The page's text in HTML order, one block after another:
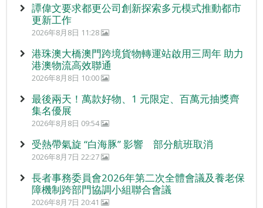
譚偉文要求都更公司創新探索多元模式推動都市
更新工作
2026年8月8日 11:28
港珠澳大橋澳門跨境貨物轉運站啟用三周年 助力
港澳物流高效聯通
2026年8月8日 10:00
最後兩天！萬款好物、1 元限定、百萬元抽獎齊
集名優展
2026年8月8日 09:54
受熱帶氣旋 “白海豚” 影響 部分航班取消
2026年8月7日 22:27
長者事務委員會2026年第二次全體會議及養老保
障機制跨部門協調小組聯合會議
2026年8月7日 20:41